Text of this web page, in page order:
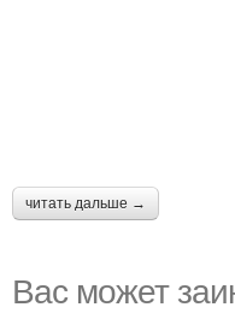
читать дальше →
Вас может